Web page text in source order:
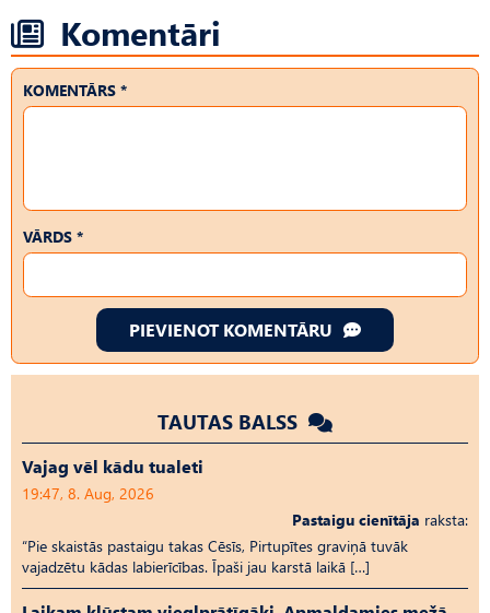
Komentāri
KOMENTĀRS *
VĀRDS *
PIEVIENOT KOMENTĀRU
TAUTAS BALSS
Vajag vēl kādu tualeti
19:47, 8. Aug, 2026
Pastaigu cienītāja raksta:
“Pie skaistās pastaigu takas Cēsīs, Pirtupītes graviņā tuvāk
vajadzētu kādas labierīcības. Īpaši jau karstā laikā […]